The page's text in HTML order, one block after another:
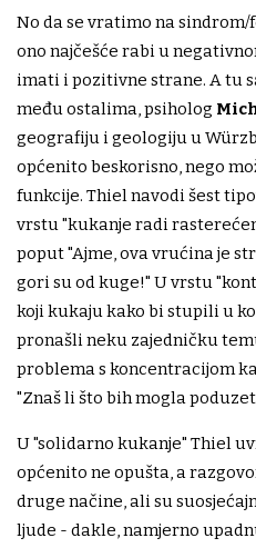
No da se vratimo na
ono najčešće rabi u
imati i pozitivne strane. A tu
među ostalima, psiholog
geografiju i geologiju u
općenito beskorisno, nego
funkcije. Thiel navodi šest
vrstu "kukanje radi
poput "Ajme, ova vrućina je
gori su od kuge!" U vrstu
koji kukaju kako bi stupili u
pronašli neku zajedničku
problema s koncentracijom
"Znaš li što bih mogla
U "solidarno kukanje" Thiel
općenito ne opušta, a
druge načine, ali su
ljude - dakle, namjerno